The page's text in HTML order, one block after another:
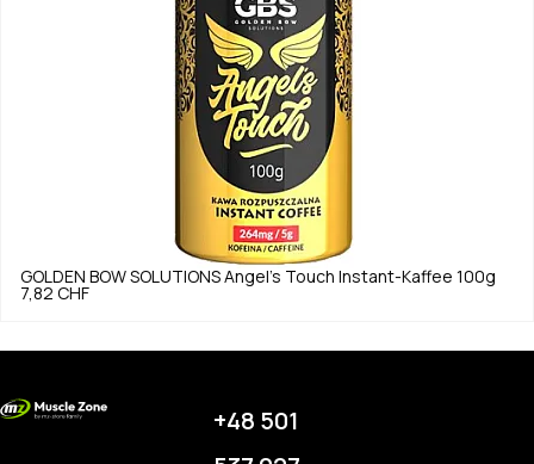
GOLDEN BOW SOLUTIONS Angel's Touch Instant-Kaffee 100g
7,82 CHF
+48 501